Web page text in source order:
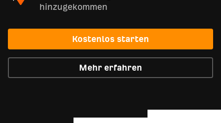
hinzugekommen
Kostenlos starten
Mehr erfahren